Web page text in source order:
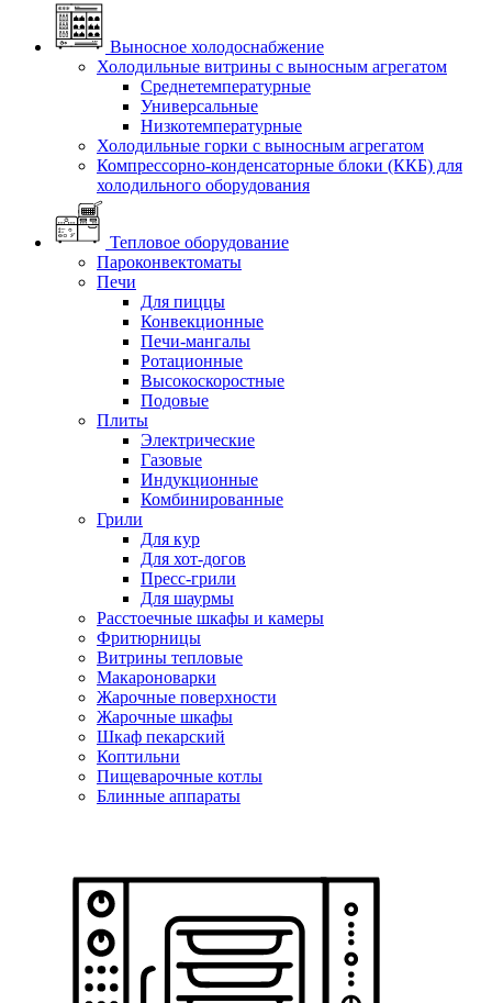
Выносное холодоснабжение
Холодильные витрины с выносным агрегатом
Среднетемпературные
Универсальные
Низкотемпературные
Холодильные горки с выносным агрегатом
Компрессорно-конденсаторные блоки (ККБ) для
холодильного оборудования
Тепловое оборудование
Пароконвектоматы
Печи
Для пиццы
Конвекционные
Печи-мангалы
Ротационные
Высокоскоростные
Подовые
Плиты
Электрические
Газовые
Индукционные
Комбинированные
Грили
Для кур
Для хот-догов
Пресс-грили
Для шаурмы
Расстоечные шкафы и камеры
Фритюрницы
Витрины тепловые
Макароноварки
Жарочные поверхности
Жарочные шкафы
Шкаф пекарский
Коптильни
Пищеварочные котлы
Блинные аппараты